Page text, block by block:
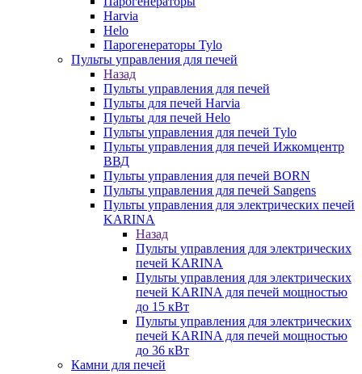
Harvia
Helo
Парогенераторы Tylo
Пульты управления для печей
Назад
Пульты управления для печей
Пульты для печей Harvia
Пульты для печей Helo
Пульты управления для печей Tylo
Пульты управления для печей Ижкомцентр
ВВД
Пульты управления для печей BORN
Пульты управления для печей Sangens
Пульты управления для электрических печей
KARINA
Назад
Пульты управления для электрических
печей KARINA
Пульты управления для электрических
печей KARINA для печей мощностью
до 15 кВт
Пульты управления для электрических
печей KARINA для печей мощностью
до 36 кВт
Камни для печей